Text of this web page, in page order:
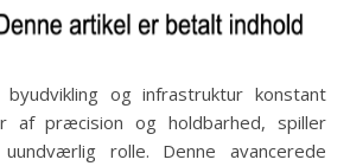
af præcision og holdbarhed, spiller
rolle. Denne avancerede